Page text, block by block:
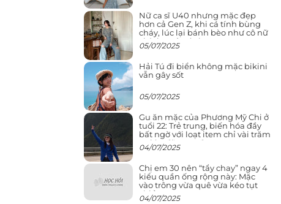
Nữ ca sĩ U40 nhưng mặc đẹp
hơn cả Gen Z, khi cá tính bùng
cháy, lúc lại bánh bèo như cô nữ
chính ngôn tình
05/07/2025
Hải Tú đi biển không mặc bikini
vẫn gây sốt
05/07/2025
Gu ăn mặc của Phương Mỹ Chi ở
tuổi 22: Trẻ trung, biến hóa đầy
bất ngờ với loạt item chỉ vài trăm
nghìn đã mua được
04/07/2025
Chị em 30 nên “tẩy chay” ngay 4
kiểu quần ống rộng này: Mặc
vào trông vừa quê vừa kéo tụt
chiều cao
04/07/2025